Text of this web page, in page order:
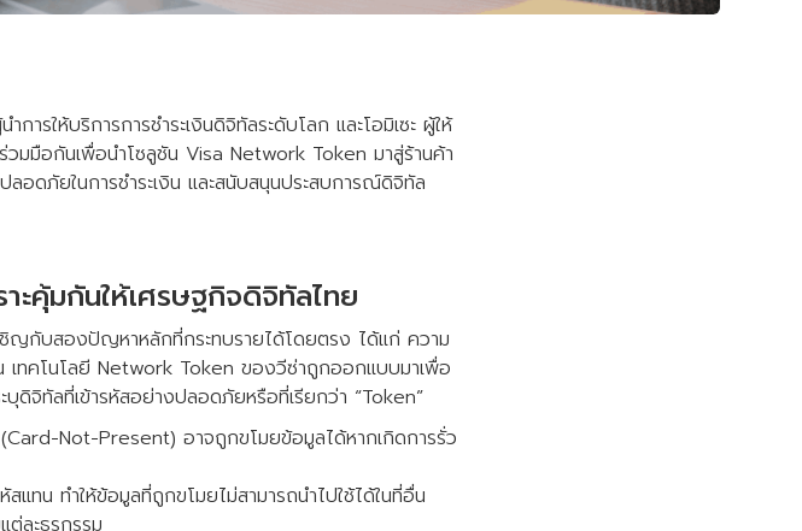
การให้บริการการชำระเงินดิจิทัลระดับโลก และโอมิเซะ ผู้ให้
ร่วมมือกันเพื่อนำโซลูชัน Visa Network Token มาสู่ร้านค้า
ลอดภัยในการชำระเงิน และสนับสนุนประสบการณ์ดิจิทัล
คุ้มกันให้เศรษฐกิจดิจิทัลไทย
ชิญกับสองปัญหาหลักที่กระทบรายได้โดยตรง ได้แก่ ความ
เทคโนโลยี Network Token ของวีซ่าถูกออกแบบมาเพื่อ
ดิจิทัลที่เข้ารหัสอย่างปลอดภัยหรือที่เรียกว่า “Token”
Not-Present) อาจถูกขโมยข้อมูลได้หากเกิดการรั่ว
แทน ทำให้ข้อมูลที่ถูกขโมยไม่สามารถนำไปใช้ได้ในที่อื่น